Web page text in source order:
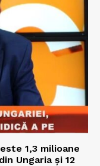
1,3 milioane
Ungaria și 12